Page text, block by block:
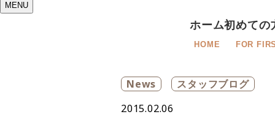
MENU
ホーム
HOME
初めての
FOR
News
スタッフブログ
2015.02.06